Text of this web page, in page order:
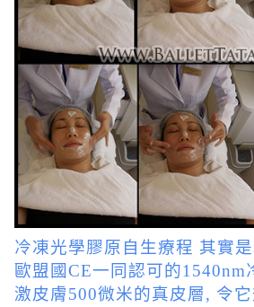
冷凍光學膠原自生療程 其實
歐盟國CE一同認可的1540nm
激皮膚500微米的真皮層, 令